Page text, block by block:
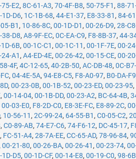
75-E2,8C-61-A3,70-4F-B8, 50-75-F1 ,88-
1D-D6, 1C-1B-68,44-E1-37, E8-33-81 ,84-
B1 , 10-86-8C,00-1D-D1 ,00-26-D9,28-
38-D8,A8-9F-EC,0C-EA-C9, F8-8B-37,44-
6B,00-1C-C1 ,00-1C-11 ,00-1F-7E,00-
A1 ,A4-ED-4E,00-26-42,00-15-CE,00-
4F,4C-12-65,40-2B-50,AC-DB-48,0C-
,04-4E-5A,94-E8-C5, F8-A0-97, B0-DA-F9
,00-23-0B,00-1B-52,00-23-ED,00-23-95,
,00-14-04,00-1B-DD,00-23-A2, BC-64-4B,
00-03-E0, F8-2D-C0, E8-3E-FC, E8-89-2C,
, 10-56-11 ,2C-99-24, 64-55-B1 ,C0-05-C2,
,C0-89-AB,74-E7-C6,74-F6-12, DC-45-17,
, FC-51-A4,28-7A-EE,CC-65-AD,78-96-84,
,00-21-80,00-26-BA,00-26-41 ,00-23-74,
1D-D5,00-1D-CF,00-14-E8,00-19-C0,98-